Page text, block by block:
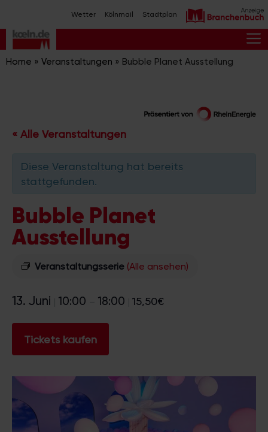
Inhalt
springen
Wetter Kölnmail Stadtplan
Home » Veranstaltungen » Bubble Planet Ausstellung
« Alle Veranstaltungen
Diese Veranstaltung hat bereits
stattgefunden.
Bubble Planet
Ausstellung
Veranstaltungsserie (Alle ansehen)
13. Juni 10:00 18:00 15,50€
Tickets kaufen